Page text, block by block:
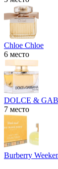
Chloe Chloe
6 место
DOLCE &
7 место
Burberry